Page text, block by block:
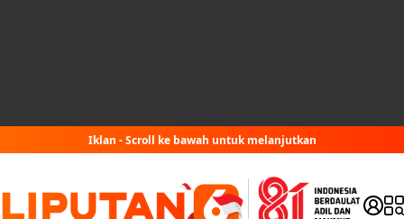
Iklan - Scroll ke bawah untuk melanjutkan